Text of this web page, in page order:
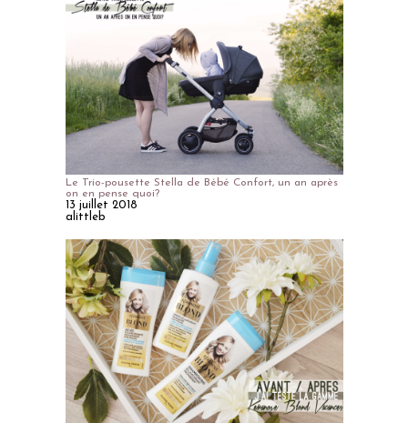
Le Trio-pousette Stella de Bébé Confort, un an après
on en pense quoi?
13 juillet 2018
alittleb